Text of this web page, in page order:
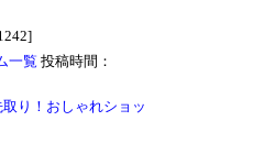
一覧 投稿時間：
取り！おしゃれショッ